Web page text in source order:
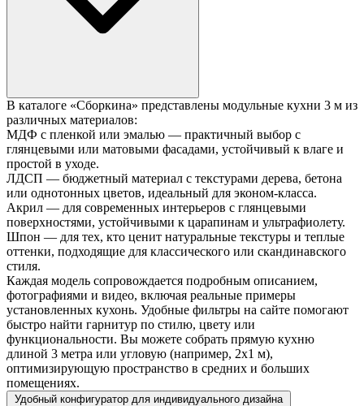
В каталоге «Сборкина» представлены модульные кухни 3 м из
различных материалов:
МДФ с пленкой или эмалью — практичный выбор с
глянцевыми или матовыми фасадами, устойчивый к влаге и
простой в уходе.
ЛДСП — бюджетный материал с текстурами дерева, бетона
или однотонных цветов, идеальный для эконом-класса.
Акрил — для современных интерьеров с глянцевыми
поверхностями, устойчивыми к царапинам и ультрафиолету.
Шпон — для тех, кто ценит натуральные текстуры и теплые
оттенки, подходящие для классического или скандинавского
стиля.
Каждая модель сопровождается подробным описанием,
фотографиями и видео, включая реальные примеры
установленных кухонь. Удобные фильтры на сайте помогают
быстро найти гарнитур по стилю, цвету или
функциональности. Вы можете собрать прямую кухню
длиной 3 метра или угловую (например, 2х1 м),
оптимизирующую пространство в средних и больших
помещениях.
Удобный конфигуратор для индивидуального дизайна